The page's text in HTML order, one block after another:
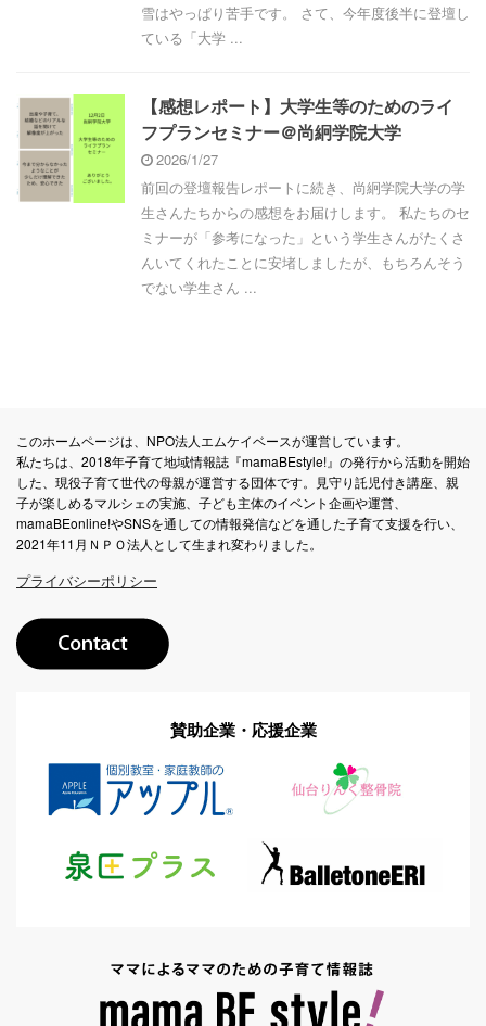
雪はやっぱり苦手です。 さて、今年度後半に登壇し
ている「大学 ...
【感想レポート】大学生等のためのライ
フプランセミナー＠尚絅学院大学
2026/1/27
前回の登壇報告レポートに続き、尚絅学院大学の学
生さんたちからの感想をお届けします。 私たちのセ
ミナーが「参考になった」という学生さんがたくさ
んいてくれたことに安堵しましたが、もちろんそう
でない学生さん ...
このホームページは、NPO法人エムケイベースが運営しています。
私たちは、2018年子育て地域情報誌『mamaBEstyle!』の発行から活動を開始
した、現役子育て世代の母親が運営する団体です。見守り託児付き講座、親
子が楽しめるマルシェの実施、子ども主体のイベント企画や運営、
mamaBEonline!やSNSを通しての情報発信などを通した子育て支援を行い、
2021年11月ＮＰＯ法人として生まれ変わりました。
プライバシーポリシー
賛助企業・応援企業